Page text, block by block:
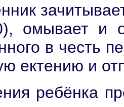
омывает и
в честь
ектению и
ребёнка